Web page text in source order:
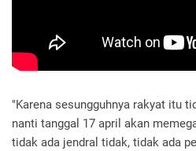
"Karena sesungguhnya rakyat itu
nanti tanggal 17 april akan
tidak ada jendral tidak, tidak ada